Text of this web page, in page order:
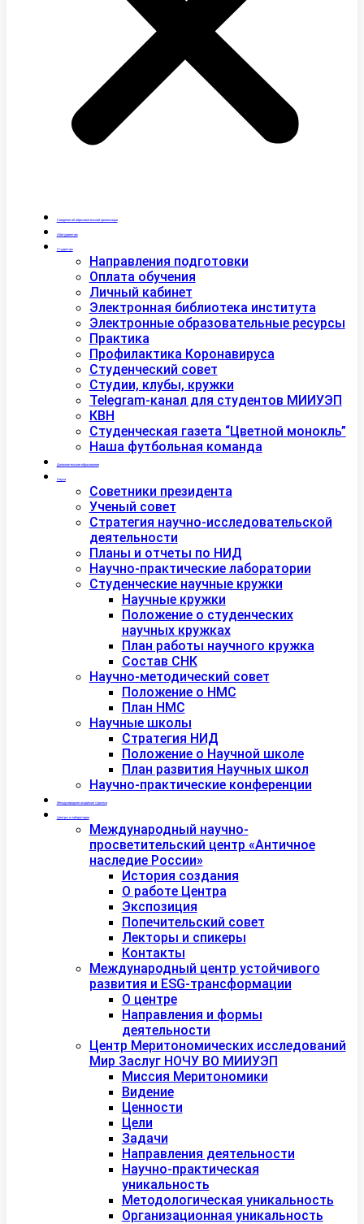
Сведения об образовательной организации
Абитуриентам
Студентам
Направления подготовки
Оплата обучения
Личный кабинет
Электронная библиотека института
Электронные образовательные ресурсы
Практика
Профилактика Коронавируса
Студенческий совет
Студии, клубы, кружки
Telegram-канал для студентов МИИУЭП
КВН
Студенческая газета “Цветной монокль”
Наша футбольная команда
Дополнительное образование
Наука
Советники президента
Ученый совет
Стратегия научно-исследовательской
деятельности
Планы и отчеты по НИД
Научно-практические лаборатории
Студенческие научные кружки
Научные кружки
Положение о студенческих
научных кружках
План работы научного кружка
Состав СНК
Научно-методический совет
Положение о НМС
План НМС
Научные школы
Стратегия НИД
Положение о Научной школе
План развития Научных школ
Научно-практические конференции
Международная академия туризма
Центры и лаборатории
Международный научно-
просветительский центр «Античное
наследие России»
История создания
О работе Центра
Экспозиция
Попечительский совет
Лекторы и спикеры
Контакты
Международный центр устойчивого
развития и ESG-трансформации
О центре
Направления и формы
деятельности
Центр Меритономических исследований
Мир Заслуг НОЧУ ВО МИИУЭП
Миссия Меритономики
Видение
Ценности
Цели
Задачи
Направления деятельности
Научно-практическая
уникальность
Методологическая уникальность
Организационная уникальность